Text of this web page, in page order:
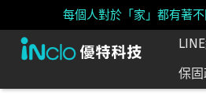
每個人對於「家」都有著
保